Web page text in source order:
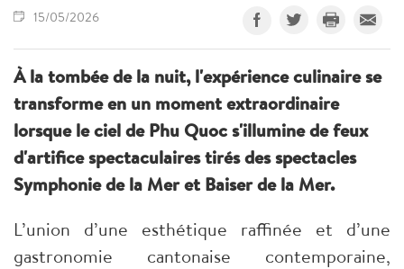
15/05/2026
À la tombée de la nuit, l'expérience culinaire se
transforme en un moment extraordinaire
lorsque le ciel de Phu Quoc s'illumine de feux
d'artifice spectaculaires tirés des spectacles
Symphonie de la Mer et Baiser de la Mer.
L’union d’une esthétique raffinée et d’une
gastronomie cantonaise contemporaine,